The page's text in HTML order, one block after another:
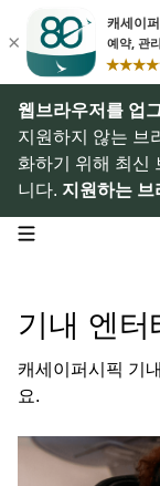
웹브라우저를 업
지원하지 않는 브
화하기 위해 최신
니다. 지원하는 브
open navigation menu
기내 엔터
캐세이퍼시픽 기
요.